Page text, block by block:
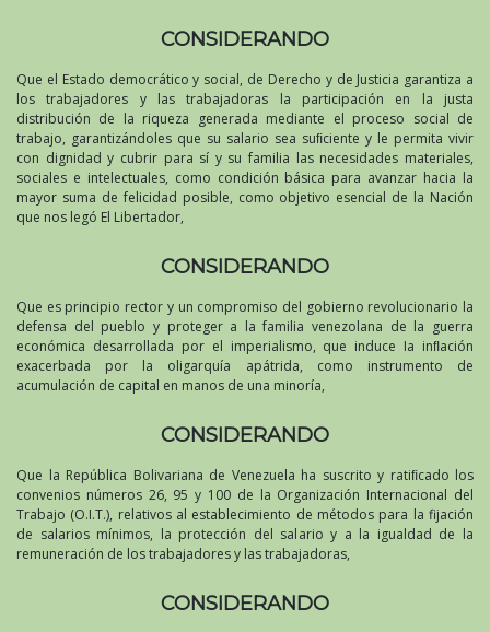
CONSIDERANDO
Que el Estado democrático y social, de Derecho y de Justicia garantiza a
los trabajadores y las trabajadoras la participación en la justa
distribución de la riqueza generada mediante el proceso social de
trabajo, garantizándoles que su salario sea suﬁciente y le permita vivir
con dignidad y cubrir para sí y su familia las necesidades materiales,
sociales e intelectuales, como condición básica para avanzar hacia la
mayor suma de felicidad posible, como objetivo esencial de la Nación
que nos legó El Libertador,
CONSIDERANDO
Que es principio rector y un compromiso del gobierno revolucionario la
defensa del pueblo y proteger a la familia venezolana de la guerra
económica desarrollada por el imperialismo, que induce Ia inﬂación
exacerbada por la oligarquía apátrida, como instrumento de
acumulación de capital en manos de una minoría,
CONSIDERANDO
Que la República Bolivariana de Venezuela ha suscrito y ratiﬁcado los
convenios números 26, 95 y 100 de la Organización Internacional del
Trabajo (O.I.T.), relativos al establecimiento de métodos para la fijación
de salarios mínimos, la protección del salario y a la igualdad de la
remuneración de los trabajadores y las trabajadoras,
CONSIDERANDO